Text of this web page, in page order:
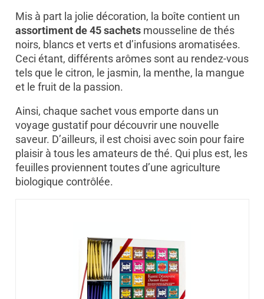
Mis à part la jolie décoration, la boîte contient un
assortiment de 45 sachets mousseline de thés
noirs, blancs et verts et d’infusions aromatisées.
Ceci étant, différents arômes sont au rendez-vous
tels que le citron, le jasmin, la menthe, la mangue
et le fruit de la passion.
Ainsi, chaque sachet vous emporte dans un
voyage gustatif pour découvrir une nouvelle
saveur. D’ailleurs, il est choisi avec soin pour faire
plaisir à tous les amateurs de thé. Qui plus est, les
feuilles proviennent toutes d’une agriculture
biologique contrôlée.